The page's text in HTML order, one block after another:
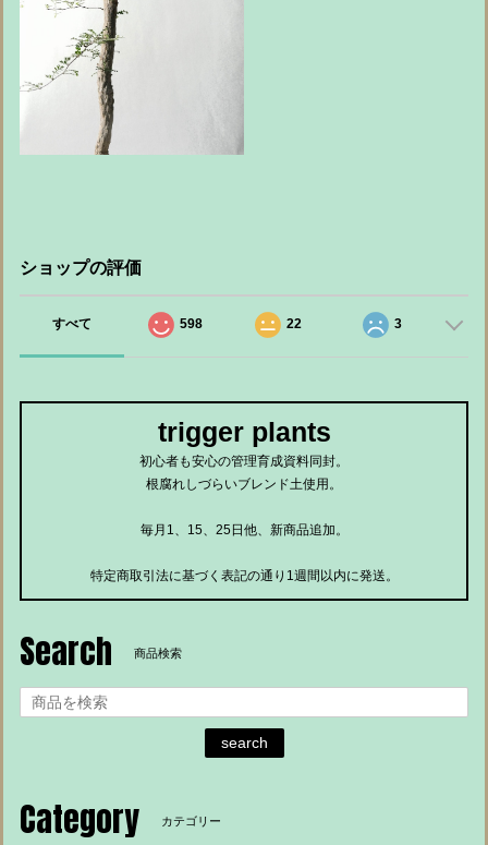
ショップの評価
すべて 598 22 3
trigger plants
初心者も安心の管理育成資料同封。
根腐れしづらいブレンド土使用。
毎月1、15、25日他、新商品追加。
特定商取引法に基づく表記の通り1週間以内に発送。
Search 商品検索
search
Category カテゴリー